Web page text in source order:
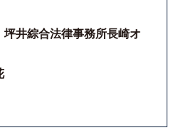
井綜合法律事務所長崎オ